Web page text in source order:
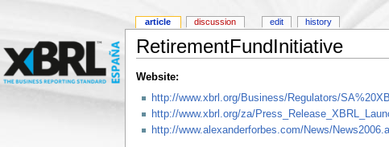
RetirementFundInitiative
Website:
http://www.xbrl.org/Business/Regulators/
http://www.xbrl.org/za/
http://www.alexanderforbes.com/News/
article discussion edit history